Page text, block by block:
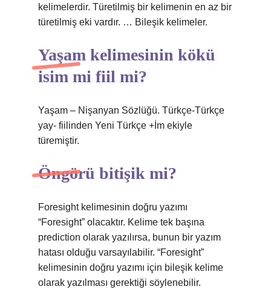
kelimelerdir. Türetilmiş bir kelimenin en az bir
türetilmiş eki vardır. … Bileşik kelimeler.
Yaşam kelimesinin kökü
isim mi fiil mi?
Yaşam – Nişanyan Sözlüğü. Türkçe-Türkçe
yay- fiilinden Yeni Türkçe +İm ekiyle
türemiştir.
Öngörü bitişik mi?
Foresight kelimesinin doğru yazımı
“Foresight” olacaktır. Kelime tek başına
prediction olarak yazılırsa, bunun bir yazım
hatası olduğu varsayılabilir. “Foresight”
kelimesinin doğru yazımı için bileşik kelime
olarak yazılması gerektiği söylenebilir.